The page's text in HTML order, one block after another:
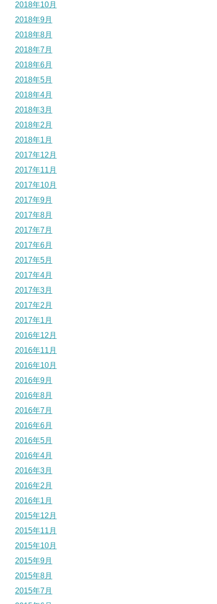
2018年10月
2018年9月
2018年8月
2018年7月
2018年6月
2018年5月
2018年4月
2018年3月
2018年2月
2018年1月
2017年12月
2017年11月
2017年10月
2017年9月
2017年8月
2017年7月
2017年6月
2017年5月
2017年4月
2017年3月
2017年2月
2017年1月
2016年12月
2016年11月
2016年10月
2016年9月
2016年8月
2016年7月
2016年6月
2016年5月
2016年4月
2016年3月
2016年2月
2016年1月
2015年12月
2015年11月
2015年10月
2015年9月
2015年8月
2015年7月